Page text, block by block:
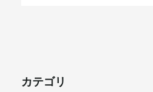
メールマガジン
カテゴリ